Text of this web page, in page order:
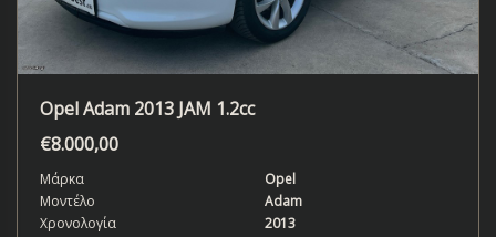
Opel Adam 2013 JAM 1.2cc
€8.000,00
Μάρκα
Opel
Μοντέλο
Adam
Χρονολογία
2013